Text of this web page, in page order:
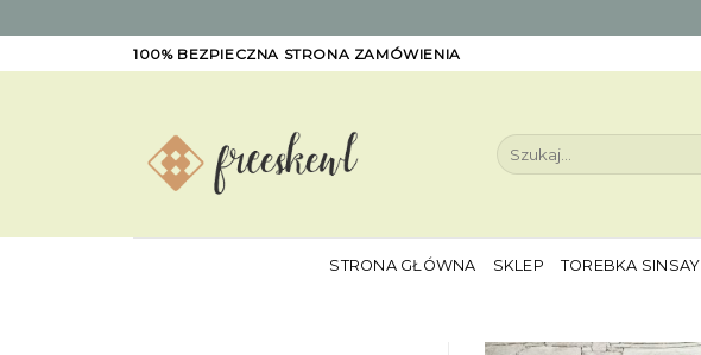
to
100% BEZPIECZNA STRONA ZAMÓWIENIA
Szukaj:
STRONA GŁÓWNA SKLEP TOREBKA SINSAY